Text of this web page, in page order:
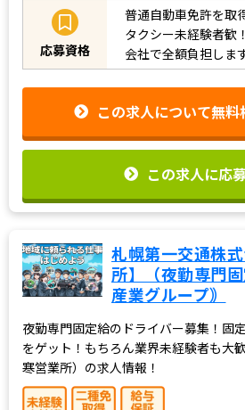
応募資格
普通自動車免許を取
タクシー未経験者歓
会社で全額負担しま
この求人について無料
この求人に応
札幌第一交通株
所】（夜勤専門
産業グループ｠
夜勤専門固定給のドライバー募集！固
をゲット！もちろん業界未経験者も大
寒営業所）の求人情報！